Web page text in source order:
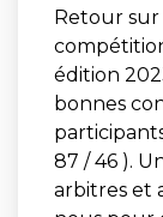
Retour
édition
bonnes
87 / 46 ).
arbitres et